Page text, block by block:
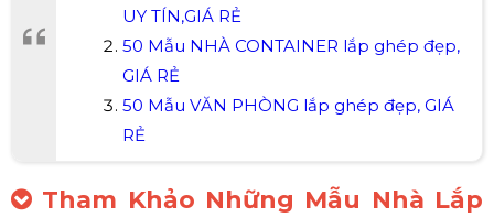
UY TÍN,GIÁ RẺ
50 Mẫu NHÀ CONTAINER lắp ghép đẹp,
GIÁ RẺ
50 Mẫu VĂN PHÒNG lắp ghép đẹp, GIÁ
RẺ
Tham Khảo Những Mẫu Nhà Lắp